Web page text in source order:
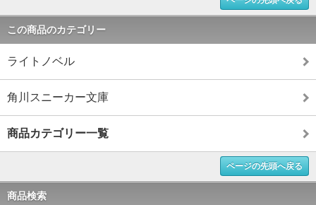
この商品のカテゴリー
ライトノベル
角川スニーカー文庫
商品カテゴリー一覧
ページの先頭へ戻る
商品検索